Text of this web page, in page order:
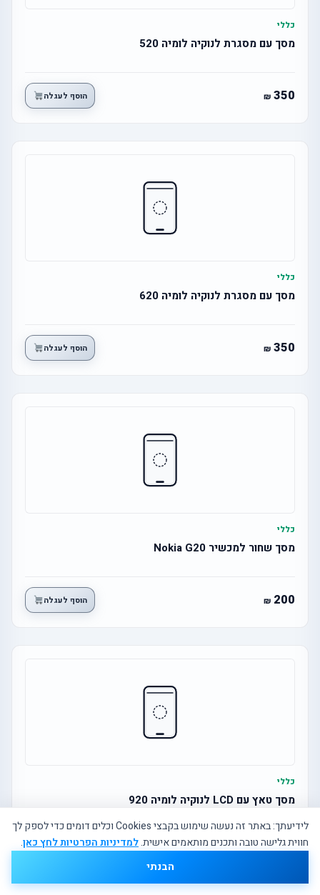
לידיעתך: באתר זה נעשה שימוש בקבצי Cookies וכלים דומים כדי לספק לך
חווית גלישה טובה ותכנים מותאמים אישית.למדיניות הפרטיות לחץ כאן.
הבנתי
כללי
מסך עם מסגרת לנוקיה לומיה 520
350 הוסף לעגלה
כללי
מסך עם מסגרת לנוקיה לומיה 620
350 הוסף לעגלה
כללי
מסך שחור למכשיר Nokia G20
200 הוסף לעגלה
כללי
מסך טאץ עם LCD לנוקיה לומיה 920
500 הוסף לעגלה